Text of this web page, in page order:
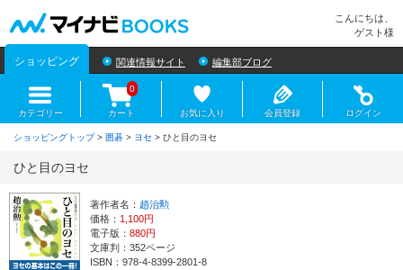
こんにちは、
ゲスト様
ショッピング 関連情報サイト 編集部ブログ
カテゴリー カート
0
お気に入り 会員登録 ログイン
ショッピングトップ> 囲碁 > ヨセ > ひと目のヨセ
ひと目のヨセ
著作者名： 趙治勲
価格： 1,100円
電子版： 880円
文庫判：352ページ
ISBN：978-4-8399-2801-8